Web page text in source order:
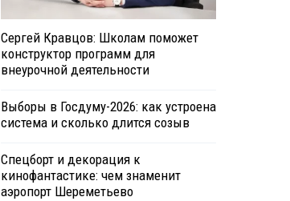
Сергей Кравцов: Школам поможет
конструктор программ для
внеурочной деятельности
Выборы в Госдуму-2026: как устроена
система и сколько длится созыв
Спецборт и декорация к
кинофантастике: чем знаменит
аэропорт Шереметьево